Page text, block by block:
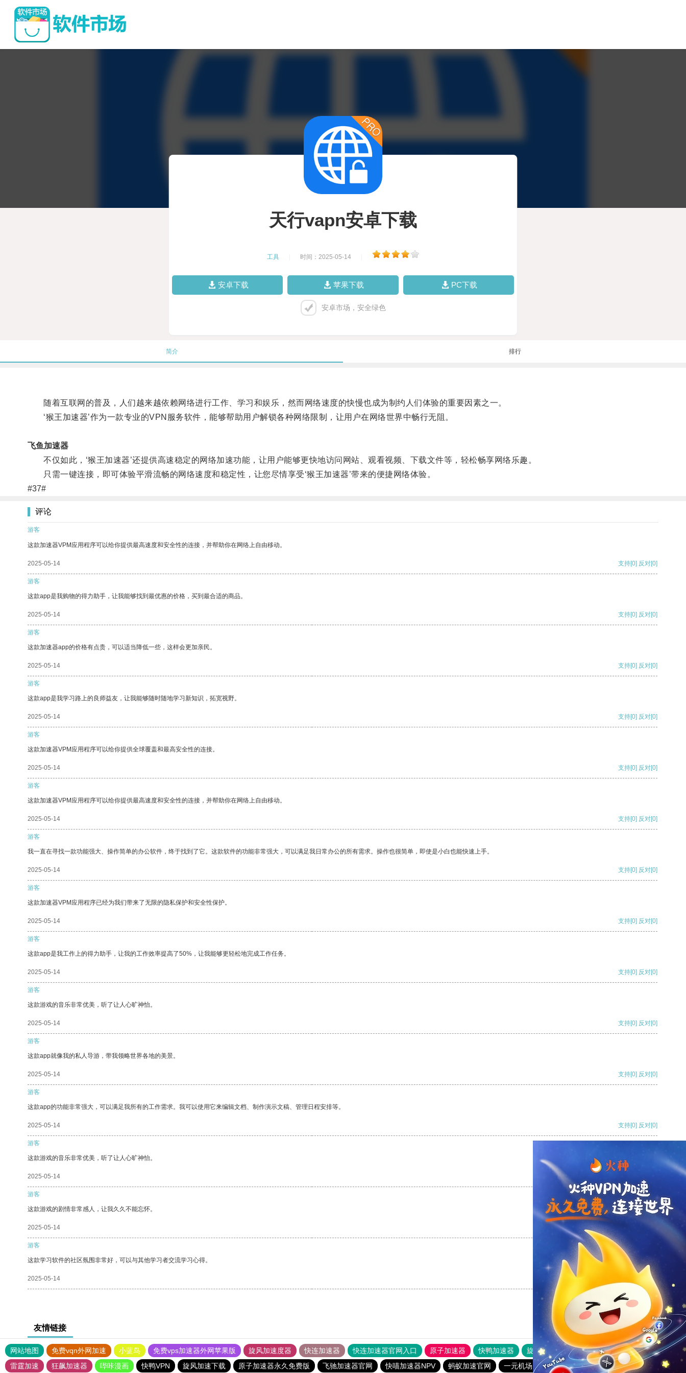
天行vapn安卓下载
工具 时间：2025-05-14
安卓下载 苹果下载 PC下载
安卓市场，安全绿色
简介 排行
随着互联网的普及，人们越来越依赖网络进行工作、学习和娱乐，然而网络速度的快慢也成为制约人们体验的重要因素之一。
‘猴王加速器’作为一款专业的VPN服务软件，能够帮助用户解锁各种网络限制，让用户在网络世界中畅行无阻。
飞鱼加速器
不仅如此，‘猴王加速器’还提供高速稳定的网络加速功能，让用户能够更快地访问网站、观看视频、下载文件等，轻松畅享网络乐趣。
只需一键连接，即可体验平滑流畅的网络速度和稳定性，让您尽情享受‘猴王加速器’带来的便捷网络体验。
#37#
评论
游客
这款加速器VPM应用程序可以给你提供最高速度和安全性的连接，并帮助你在网络上自由移动。
2025-05-14 支持[0] 反对[0]
游客
这款app是我购物的得力助手，让我能够找到最优惠的价格，买到最合适的商品。
2025-05-14 支持[0] 反对[0]
游客
这款加速器app的价格有点贵，可以适当降低一些，这样会更加亲民。
2025-05-14 支持[0] 反对[0]
游客
这款app是我学习路上的良师益友，让我能够随时随地学习新知识，拓宽视野。
2025-05-14 支持[0] 反对[0]
游客
这款加速器VPM应用程序可以给你提供全球覆盖和最高安全性的连接。
2025-05-14 支持[0] 反对[0]
游客
这款加速器VPM应用程序可以给你提供最高速度和安全性的连接，并帮助你在网络上自由移动。
2025-05-14 支持[0] 反对[0]
游客
我一直在寻找一款功能强大、操作简单的办公软件，终于找到了它。这款软件的功能非常强大，可以满足我日常办公的所有需求。操作也很简单，即使是小白也能快速上手。
2025-05-14 支持[0] 反对[0]
游客
这款加速器VPM应用程序已经为我们带来了无限的隐私保护和安全性保护。
2025-05-14 支持[0] 反对[0]
游客
这款app是我工作上的得力助手，让我的工作效率提高了50%，让我能够更轻松地完成工作任务。
2025-05-14 支持[0] 反对[0]
游客
这款游戏的音乐非常优美，听了让人心旷神怡。
2025-05-14 支持[0] 反对[0]
游客
这款app就像我的私人导游，带我领略世界各地的美景。
2025-05-14 支持[0] 反对[0]
游客
这款app的功能非常强大，可以满足我所有的工作需求。我可以使用它来编辑文档、制作演示文稿、管理日程安排等。
2025-05-14 支持[0] 反对[0]
游客
这款游戏的音乐非常优美，听了让人心旷神怡。
2025-05-14
游客
这款游戏的剧情非常感人，让我久久不能忘怀。
2025-05-14 反对
游客
这款学习软件的社区氛围非常好，可以与其他学习者交流学习心得。
2025-05-14 反对[0]
友情链接
网站地图 免费vqn外网加速 小蓝鸟 免费vps加速器外网苹果版 旋风加速度器 快连加速器 快连加速器官网入口 原子加速器 快鸭加速器 旋风加速度器 外网网址导航
软件中心
雷霆加速
狂飙加速器 哔咔漫画 快鸭VPN 旋风加速下载 原子加速器永久免费版 飞驰加速器官网 快喵加速器NPV 蚂蚁加速官网 一元机场. com 元链加速器 快橙加速器官网